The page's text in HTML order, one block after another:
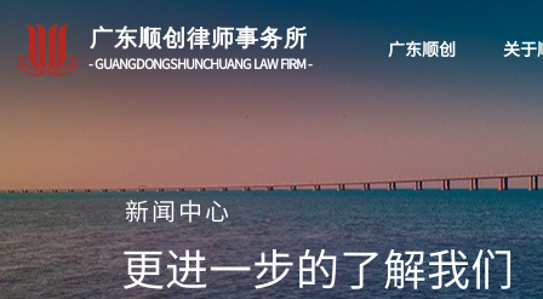
- GUANGDONGSHUNCHUANG LAW FIRM -
广东顺创律师事务所 广东顺创 关于
新闻中心
更进一步的了解我们